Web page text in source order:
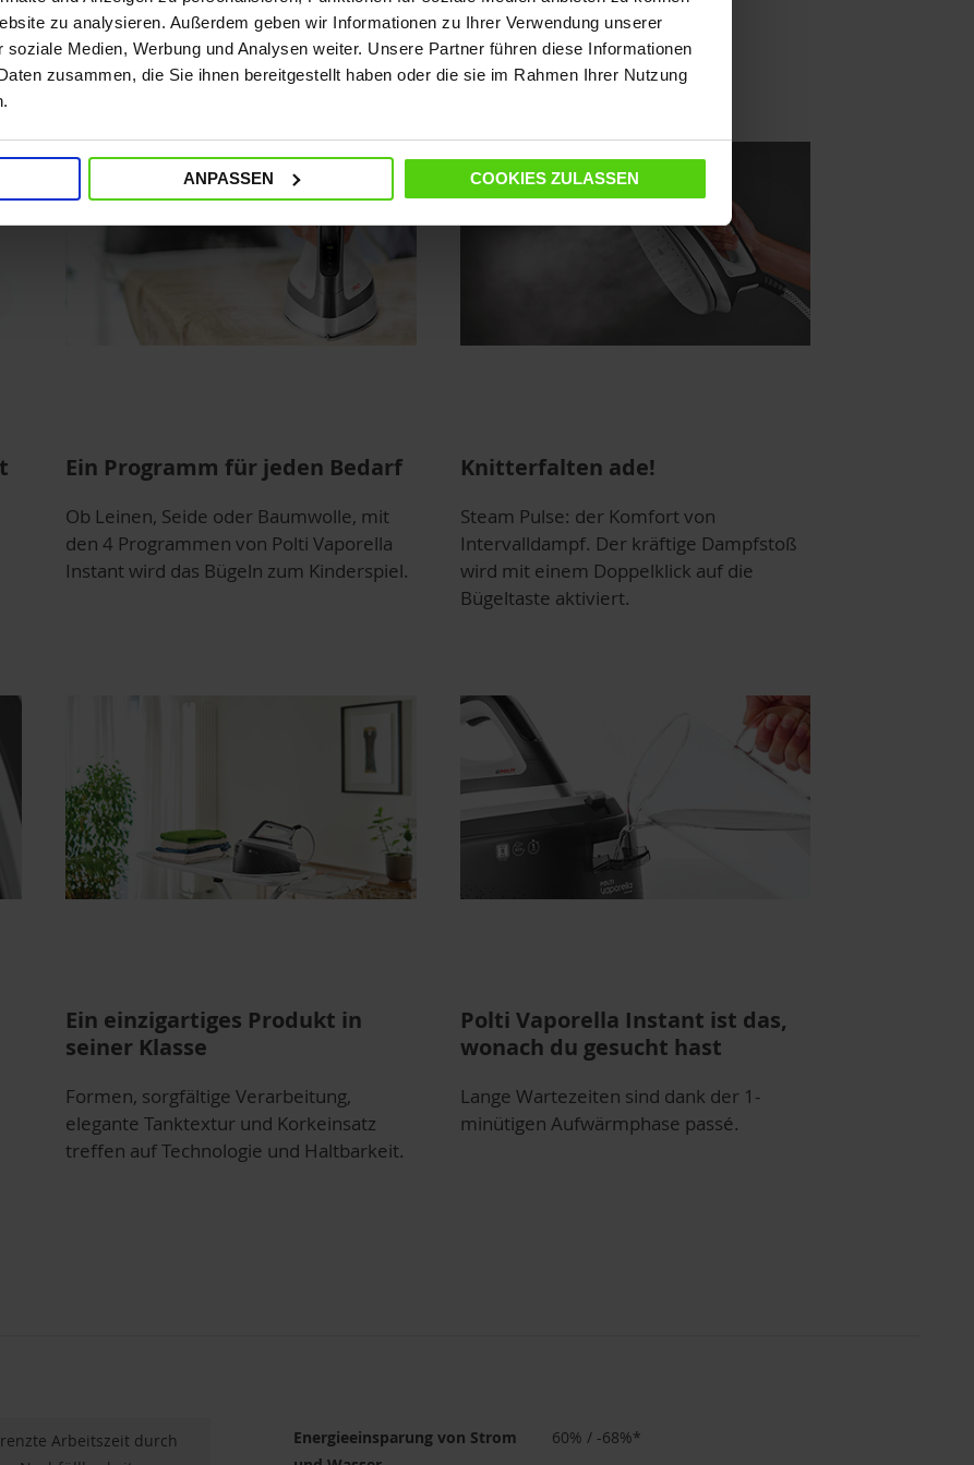
zu analysieren. Außerdem geben wir Informationen zu Ihrer Verwendung unserer
Medien, Werbung und Analysen weiter. Unsere Partner führen diese Informationen
zusammen, die Sie ihnen bereitgestellt haben oder die sie im Rahmen Ihrer Nutzung
ANPASSEN COOKIES ZULASSEN
und Energie
patentierter 360° Fluid Curve
Technologie.
Ein Programm für jeden Bedarf
Ob Leinen, Seide oder Baumwolle, mit
den 4 Programmen von Polti Vaporella
Instant wird das Bügeln zum Kinderspiel.
Knitterfalten ade!
Steam Pulse: der Komfort von
Intervalldampf. Der kräftige Dampfstoß
wird mit einem Doppelklick auf die
Bügeltaste aktiviert.
Ein einzigartiges Produkt in
seiner Klasse
Formen, sorgfältige Verarbeitung,
elegante Tanktextur und Korkeinsatz
treffen auf Technologie und Haltbarkeit.
Polti Vaporella Instant ist das,
wonach du gesucht hast
Lange Wartezeiten sind dank der 1-
minütigen Aufwärmphase passé.
Arbeitszeit durch
Energieeinsparung von Strom
60% / -68%*